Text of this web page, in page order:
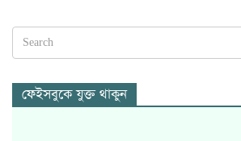
ফেইসবুকে যুক্ত থাকুন